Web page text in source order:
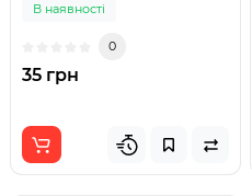
В наявності
0
35 грн